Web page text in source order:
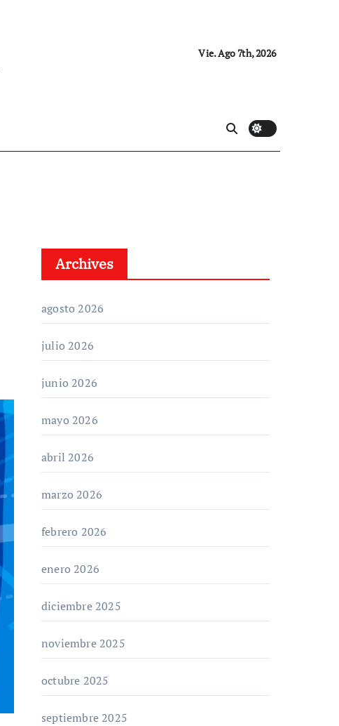
Vie. Ago 7th, 2026
Archives
agosto 2026
julio 2026
junio 2026
mayo 2026
abril 2026
marzo 2026
febrero 2026
enero 2026
diciembre 2025
noviembre 2025
octubre 2025
septiembre 2025